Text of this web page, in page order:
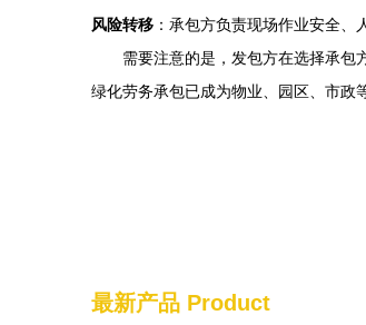
风险转移 ：承包方负责现场作业安全、
需要注意的是，发包方在选择承包
绿化劳务承包已成为物业、园区、市政
最新产品 Product